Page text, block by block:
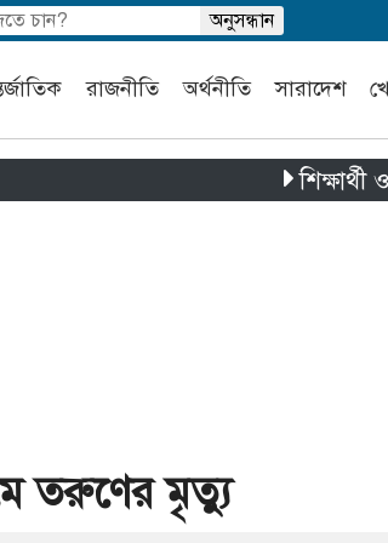
রাজনীতি অর্থনীতি সারাদেশ
শিক্ষার্থী ও
তরুণের মৃত্যু